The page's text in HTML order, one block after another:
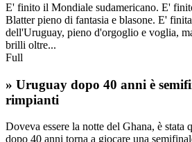
E' finito il Mondiale sudamericano. E'
Blatter pieno di fantasia e blasone. E'
dell'Uruguay, pieno d'orgoglio e voglia,
brilli oltre...
Full
» Uruguay dopo 40 anni è
rimpianti
Doveva essere la notte del Ghana, è stata
dopo 40 anni torna a giocare una